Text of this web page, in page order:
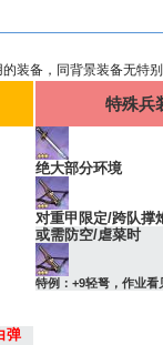
装备，同背景装备无特别
弹
特殊兵
绝大部分环境
对重甲限定/跨队撑
或需防空/虐菜时
特例：+9轻弩，作业看